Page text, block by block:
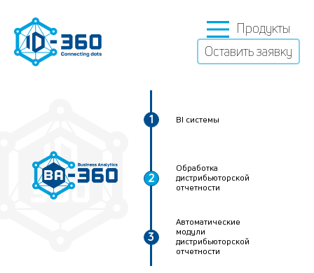
Оставить заявку
Продукты
1 BI системы
2
Обработка
дистрибьюторской
отчетности
3
Автоматические
модули
дистрибьюторской
отчетности